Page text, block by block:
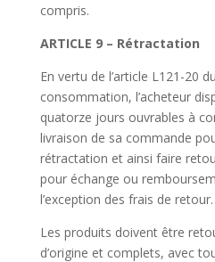
compris.
ARTICLE 9 – Rétractation
En vertu de l’article L121-20
consommation, l’acheteur
quatorze jours ouvrables à
livraison de sa commande
rétractation et ainsi faire
pour échange ou
l’exception des frais de retour.
Les produits doivent être
d’origine et complets, avec